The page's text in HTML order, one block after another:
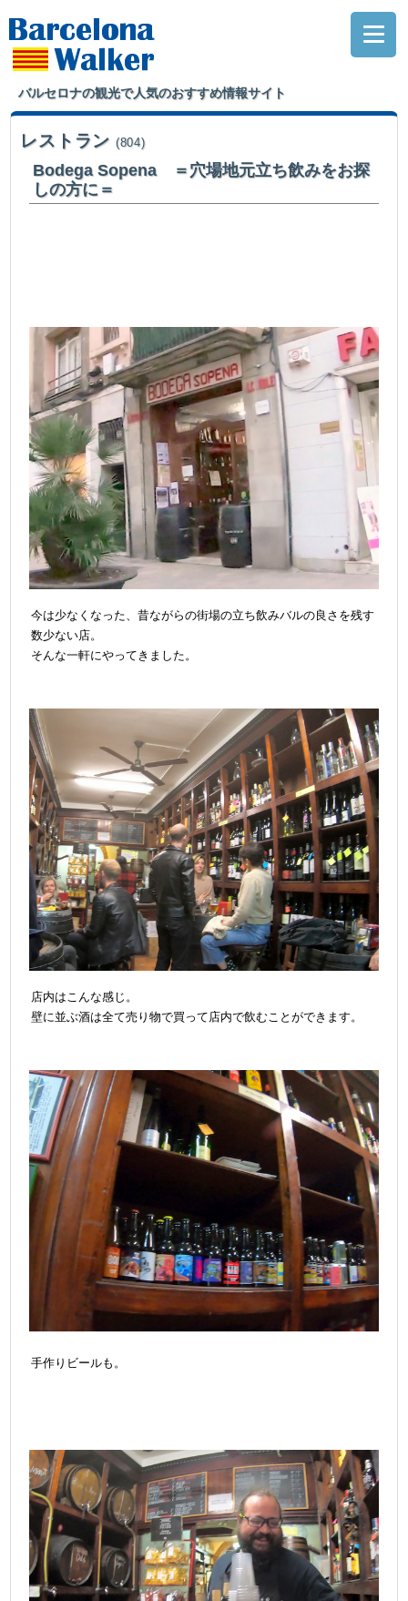
バルセロナの観光で人気のおすすめ情報サイト
レストラン (804)
Bodega Sopena ＝穴場地元立ち飲みをお探
しの方に＝
今は少なくなった、昔ながらの街場の立ち飲みバルの良さを残す
数少ない店。
そんな一軒にやってきました。
店内はこんな感じ。
壁に並ぶ酒は全て売り物で買って店内で飲むことができます。
手作りビールも。